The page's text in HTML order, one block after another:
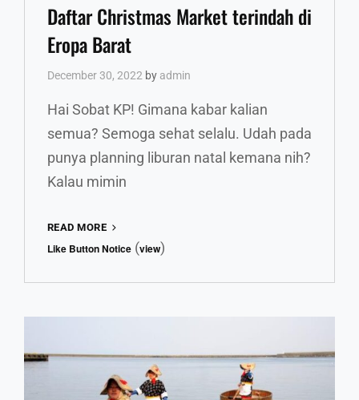
Daftar Christmas Market terindah di
Eropa Barat
December 30, 2022 by admin
Hai Sobat KP! Gimana kabar kalian
semua? Semoga sehat selalu. Udah pada
punya planning liburan natal kemana nih?
Kalau mimin
READ MORE
CHRISTMAS
Like Button Notice (view)